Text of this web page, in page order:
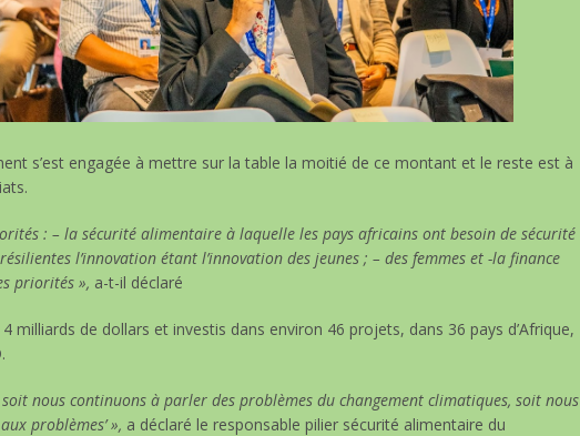
s’est engagée à mettre sur la table la moitié de ce montant et le reste est à
: – la sécurité alimentaire à laquelle les pays africains ont besoin de sécurité
l’innovation étant l’innovation des jeunes ; – des femmes et -la finance
priorités », a-t-il déclaré
milliards de dollars et investis dans environ 46 projets, dans 36 pays d’Afrique,
nous continuons à parler des problèmes du changement climatiques, soit nous
problèmes’ », a déclaré le responsable pilier sécurité alimentaire du